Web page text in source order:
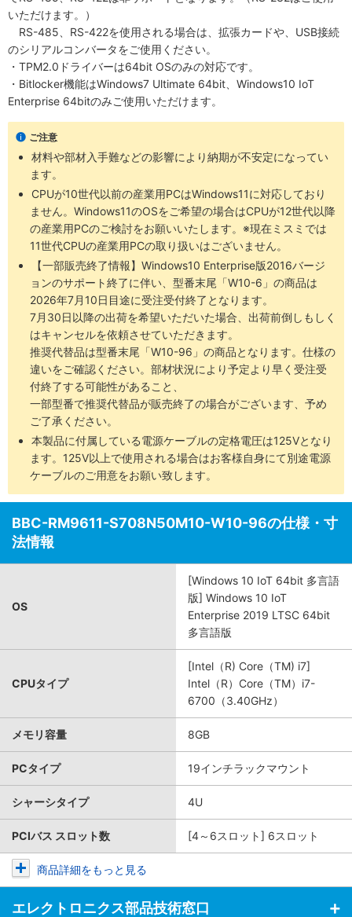
いただけます。）
RS-485、RS-422を使用される場合は、拡張カードや、USB接続
のシリアルコンバータをご使用ください。
・TPM2.0ドライバーは64bit OSのみの対応です。
・Bitlocker機能はWindows7 Ultimate 64bit、Windows10 IoT
Enterprise 64bitのみご使用いただけます。
ご注意
材料や部材入手難などの影響により納期が不安定になってい
ます。
CPUが10世代以前の産業用PCはWindows11に対応しており
ません。Windows11のOSをご希望の場合はCPUが12世代以降
の産業用PCのご検討をお願いいたします。※現在ミスミでは
11世代CPUの産業用PCの取り扱いはございません。
【一部販売終了情報】Windows10 Enterprise版2016バージ
ョンのサポート終了に伴い、型番末尾「W10-6」の商品は
2026年7月10日目途に受注受付終了となります。
7月30日以降の出荷を希望いただいた場合、出荷前倒しもしく
はキャンセルを依頼させていただきます。
推奨代替品は型番末尾「W10-96」の商品となります。仕様の
違いをご確認ください。部材状況により予定より早く受注受
付終了する可能性があること、
一部型番で推奨代替品が販売終了の場合がございます、予め
ご了承ください。
本製品に付属している電源ケーブルの定格電圧は125Vとなり
ます。125V以上で使用される場合はお客様自身にて別途電源
ケーブルのご用意をお願い致します。
BBC-RM9611-S708N50M10-W10-96の仕様・寸
法情報
OS
[Windows 10 IoT 64bit 多言語
版] Windows 10 IoT
Enterprise 2019 LTSC 64bit
多言語版
CPUタイプ
[Intel（R) Core（TM) i7]
Intel（R）Core（TM）i7-
6700（3.40GHz）
メモリ容量 8GB
PCタイプ 19インチラックマウント
シャーシタイプ 4U
PCIバス スロット数 [4～6スロット] 6スロット
商品詳細をもっと見る
エレクトロニクス部品技術窓口